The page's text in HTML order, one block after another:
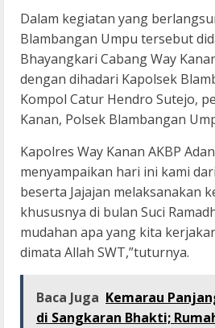
Dalam kegiatan yang
Blambangan Umpu tersebut
Bhayangkari Cabang Way
dengan dihadari Kapolsek
Kompol Catur Hendro Sutejo,
Kanan, Polsek Blambangan
Kapolres Way Kanan AKBP
menyampaikan hari ini kami
beserta Jajajan melaksanakan
khususnya di bulan Suci
mudahan apa yang kita
dimata Allah SWT,”tuturnya.
Baca Juga Kemarau
di Sangkaran Bhakti;